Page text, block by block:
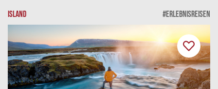
8 Tage
Fr. 07.08. - Fr. 14.08.2026
ISLAND #ERLEBNISREISEN